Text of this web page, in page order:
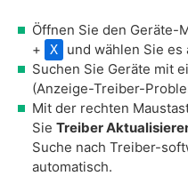
Öffnen Sie den Geräte-
+ X
und wählen Sie es
Suchen Sie Geräte mit
(Anzeige-Treiber-
Mit der rechten
Sie Treiber
Suche nach Treiber-
automatisch.